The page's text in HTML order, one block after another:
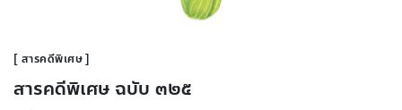
สารคดีพิเศษ
สารคดีพิเศษ ฉบับ ๓๒๕